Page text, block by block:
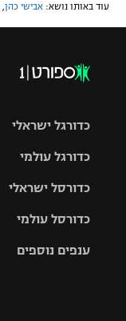
עוד באותו נושא: אבישי כהן
כדורגל ישראלי
גביע הטוטו
כדורגל עולמי
האלופות
ליגה
כדורסל ישראלי
סל
כדורסל עולמי
ענפים נוספים